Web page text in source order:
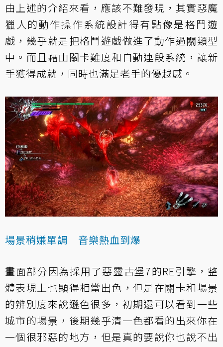
由上述的介紹來看，應該不難發現，其實惡魔
獵人的動作操作系統設計得有點像是格鬥遊
戲，幾乎就是把格鬥遊戲做進了動作過關類型
中。而且藉由關卡難度和自動連段系統，讓新
手獲得成就，同時也滿足老手的優越感。
場景稍嫌單調 音樂熱血到爆
畫面部分因為採用了惡靈古堡7的RE引擎，整
體表現上也顯得相當出色，但是在關卡和場景
的辨別度來說遜色很多，初期還可以看到一些
城市的場景，後期幾乎清一色都看的出來你在
一個很邪惡的地方，但是真的要說你也說不出